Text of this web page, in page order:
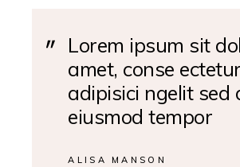
Lorem ipsum sit
amet, conse ectetur
adipisici ngelit sed
eiusmod tempor
ALISA MANSON